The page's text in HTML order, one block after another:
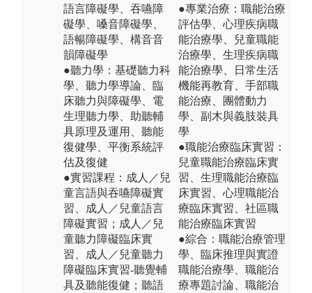
語言障礙學、吞嚥障
礙學、嗓音障礙學、
語暢障礙學、構音音
韻障礙學
●聽力學：基礎聽力科
學、聽力學導論、臨
床聽力與障礙學、電
生理聽力學、助聽輔
具原理及運用、聽能
復健學、平衡系統評
估及復健
●實習課程：成人／兒
童言語與吞嚥障礙實
習、成人／兒童語言
障礙實習；成人／兒
童聽力障礙臨床實
習、成人／兒童聽力
障礙臨床實習-聽覺輔
具及聽能復健；聽語
●專業治療：職能治療
評估學、心理疾病職
能治療學、兒童職能
治療學、生理疾病職
能治療學、日常生活
機能再教育、手部職
能治療、團體動力
學、副木與義肢裝具
學
●職能治療臨床實習：
兒童職能治療臨床實
習、生理職能治療臨
床實習、心理職能治
療臨床實習、社區職
能治療臨床實習
●綜合：職能治療管理
學、臨床推理與實證
職能治療學、職能治
療專題討論、職能治